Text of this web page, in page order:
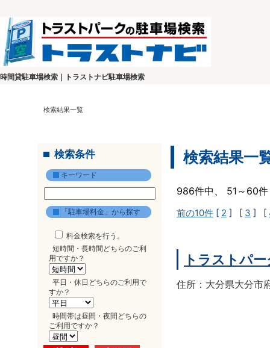
時間貸駐車場検索｜トラストナビ駐車場検索
検索結果一覧
検索条件
キーワード
「駐車場料金」から探す
料金検索を行う。
短時間・長時間どちらのご利
用ですか？
平日・休日どちらのご利用で
すか？
時間帯は昼間・夜間どちらの
ご利用ですか？
検索結果一
986件中、 51～60
前の10件 [ 2 ] [ 3 ] [
トラストパ
住所：大分県大分市